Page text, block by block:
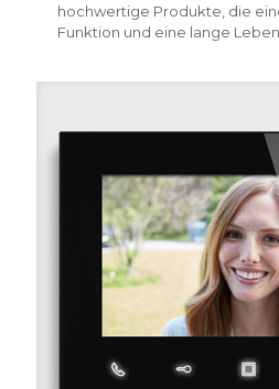
hochwertige Produkte, die
Funktion und eine lange